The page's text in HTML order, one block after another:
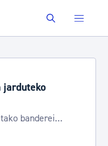
Buscar
jarduteko
banderei